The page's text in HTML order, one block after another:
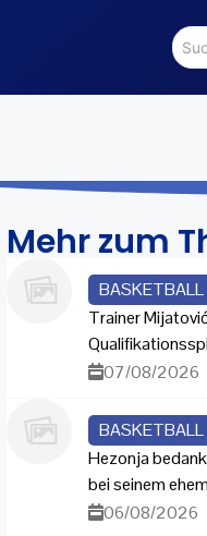
Mehr zum
BASKETBALL
Trainer
07/08/2026
BASKETBALL
Hezonja
bei seinem
06/08/2026